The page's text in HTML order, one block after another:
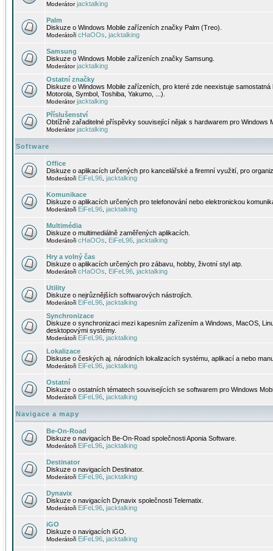
Moderátorjacktalking
Palm
Diskuze o Windows Mobile zařízeních značky Palm (Treo).
Moderátoři cHaOOs jacktalking
Samsung
Diskuze o Windows Mobile zařízeních značky Samsung.
Moderátorjacktalking
Ostatní značky
Diskuze o Windows Mobile zařízeních, pro které zde neexistuje
Motorola, Symbol, Toshiba, Yakumo, ...).
Moderátorjacktalking
Příslušenství
Obtížně zařaditelné příspěvky související nějak s hardwarem pro Windows
Moderátorjacktalking
Software
Office
Diskuze o aplikacích určených pro kancelářské a firemní využití, pro
Moderátoři EiFeL96 jacktalking
Komunikace
Diskuze o aplikacích určených pro telefonování nebo elektronickou
Moderátoři EiFeL96 jacktalking
Multimédia
Diskuze o multimediálně zaměřených aplikacích.
Moderátoři cHaOOs EiFeL96 jacktalking
Hry a volný čas
Diskuze o aplikacích určených pro zábavu, hobby, životní styl atp.
Moderátoři cHaOOs EiFeL96 jacktalking
Utility
Diskuze o nejrůznějších softwarových nástrojích.
Moderátoři EiFeL96 jacktalking
Synchronizace
Diskuze o synchronizaci mezi kapesním zařízením a Windows, MacOS,
desktopovými systémy.
Moderátoři EiFeL96 jacktalking
Lokalizace
Diskuse o českých aj. národních lokalizacích systému, aplikací a nebo
Moderátoři EiFeL96 jacktalking
Ostatní
Diskuze o ostatních tématech souvisejících se softwarem pro Windows
Moderátoři EiFeL96 jacktalking
Navigace a mapy
Be-On-Road
Diskuze o navigacích Be-On-Road společnosti Aponia Software.
Moderátoři EiFeL96 jacktalking
Destinator
Diskuze o navigacích Destinator.
Moderátoři EiFeL96 jacktalking
Dynavix
Diskuze o navigacích Dynavix společnosti Telematix.
Moderátoři EiFeL96 jacktalking
iGO
Diskuze o navigacích iGO.
Moderátoři EiFeL96 jacktalking